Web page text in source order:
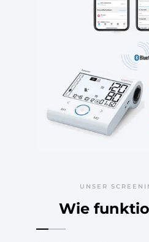
UNSER
Wie